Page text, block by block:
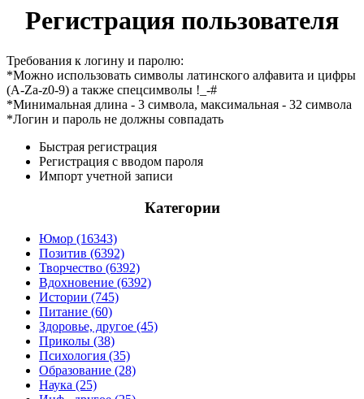
Регистрация пользователя
Требования к логину и паролю:
*Можно использовать символы латинского алфавита и цифры
(A-Za-z0-9) а также спецсимволы !_-#
*Минимальная длина - 3 символа, максимальная - 32 символа
*Логин и пароль не должны совпадать
Быстрая регистрация
Регистрация с вводом пароля
Импорт учетной записи
Категории
Юмор (16343)
Позитив (6392)
Творчество (6392)
Вдохновение (6392)
Истории (745)
Питание (60)
Здоровье, другое (45)
Приколы (38)
Психология (35)
Образование (28)
Наука (25)